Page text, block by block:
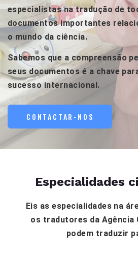
especialistas na tradução de
documentos importantes
o mundo da ciência.
Sabemos que a compreensão
seus documentos é a chave
sucesso internacional.
CONTACTAR-NOS
Especialidades
Eis as especialidades na
os tradutores da Agência
podem traduzir